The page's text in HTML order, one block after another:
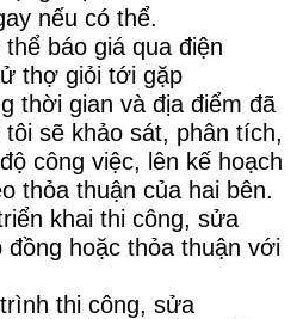
nếu có thể.
thể báo giá qua điện
thợ giỏi tới gặp
thời gian và địa điểm đã
sẽ khảo sát, phân tích,
công việc, lên kế hoạch
thỏa thuận của hai bên.
khai thi công, sửa
hoặc thỏa thuận với
thi công, sửa